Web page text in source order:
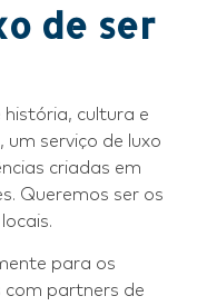
de ser
cultura e
um serviço de luxo
criadas em
Queremos ser os
para os
com partners de